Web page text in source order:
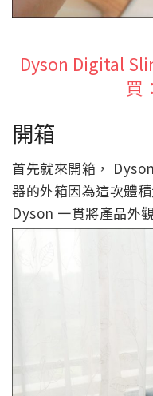
Dyson Digital
買：
開箱
首先就來開箱，
器的外箱因為這次體
Dyson 一貫將產品外